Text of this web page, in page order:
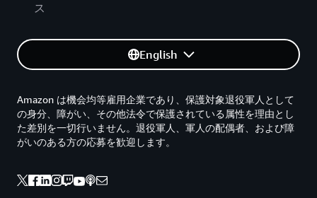
ス
English
Amazon は機会均等雇用企業であり、保護対象退役軍人として
の身分、障がい、その他法令で保護されている属性を理由とし
た差別を一切行いません。退役軍人、軍人の配偶者、および障
がいのある方の応募を歓迎します。